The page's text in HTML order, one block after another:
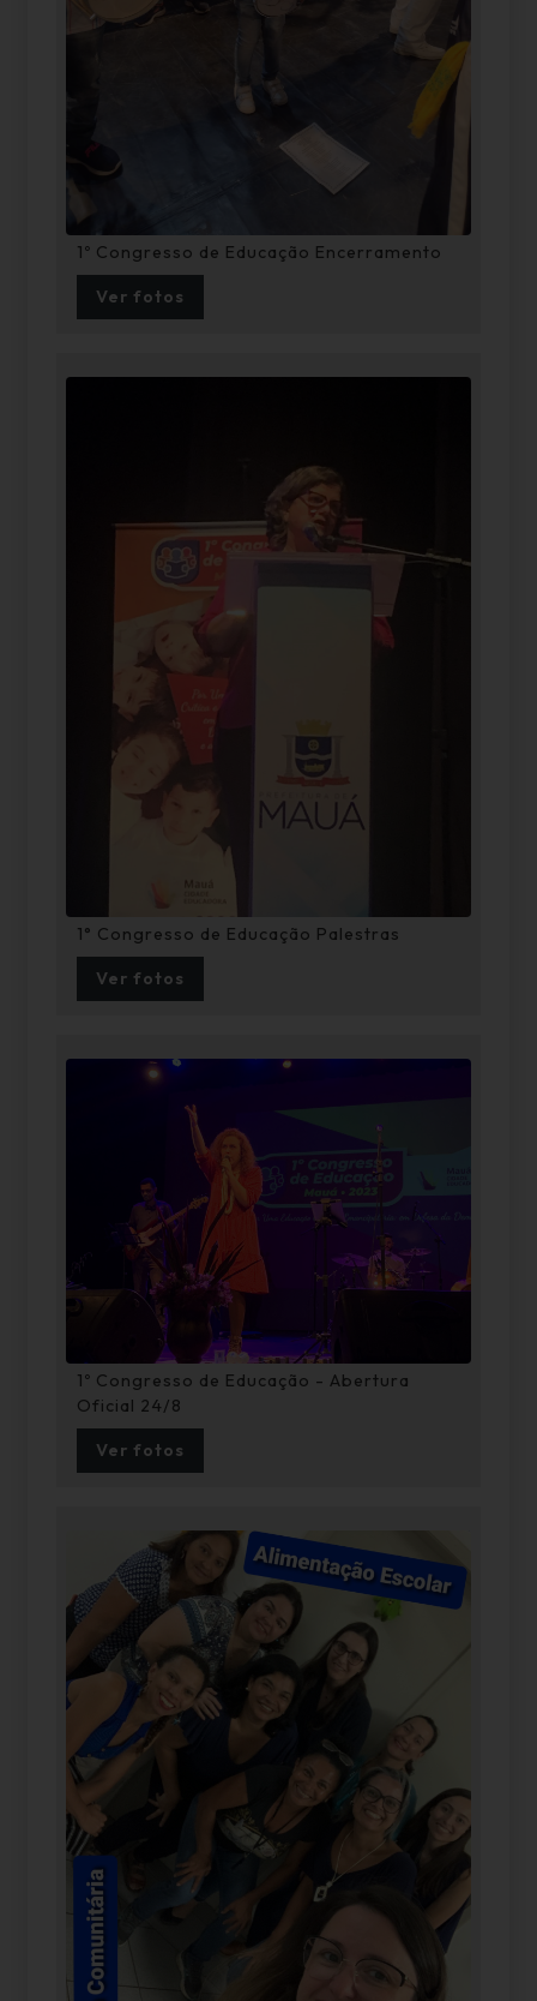
1º Congresso de Educação Encerramento
Ver fotos
1° Congresso de Educação Palestras
Ver fotos
1º Congresso de Educação - Abertura
Oficial 24/8
Ver fotos